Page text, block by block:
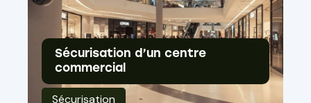
Sécurisation d’un centre
commercial
Sécurisation